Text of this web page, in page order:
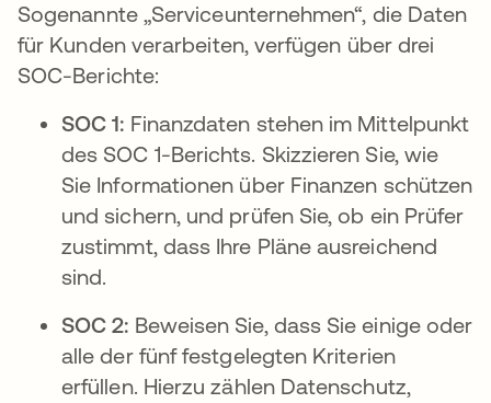
Sogenannte „Serviceunternehmen“, die Daten
für Kunden verarbeiten, verfügen über drei
SOC-Berichte:
SOC 1: Finanzdaten stehen im Mittelpunkt
des SOC 1-Berichts. Skizzieren Sie, wie
Sie Informationen über Finanzen schützen
und sichern, und prüfen Sie, ob ein Prüfer
zustimmt, dass Ihre Pläne ausreichend
sind.
SOC 2: Beweisen Sie, dass Sie einige oder
alle der fünf festgelegten Kriterien
erfüllen. Hierzu zählen Datenschutz,